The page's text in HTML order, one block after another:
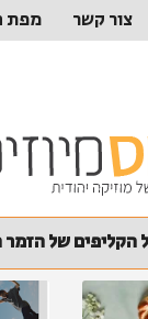
צור קשר מפת
הקליפים של